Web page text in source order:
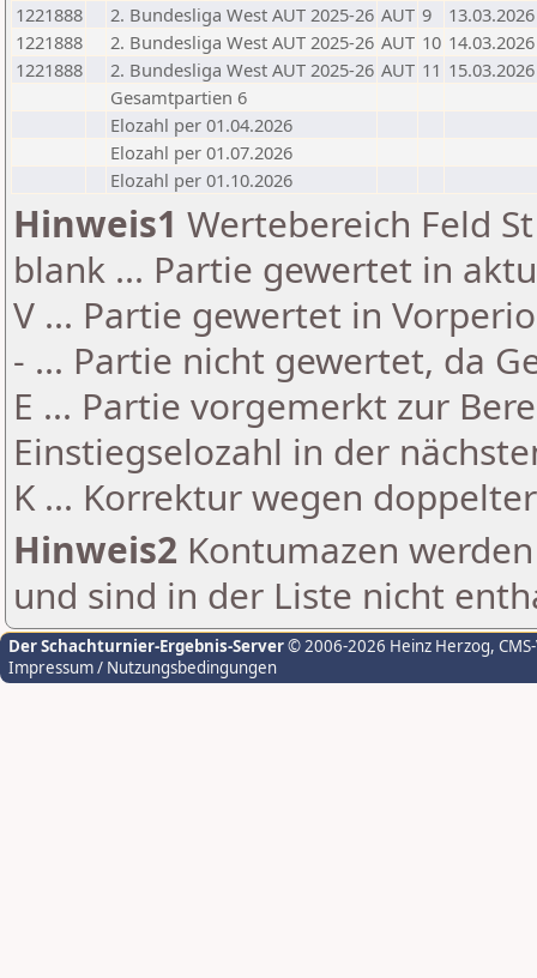
1221888
2. Bundesliga West AUT 2025-26 AUT 9
13.03.2026
1221888
2. Bundesliga West AUT 2025-26 AUT 10 14.03.2026
1221888
2. Bundesliga West AUT 2025-26 AUT 11 15.03.2026
Gesamtpartien 6
Elozahl per 01.04.2026
Elozahl per 01.07.2026
Elozahl per 01.10.2026
Hinweis1 Wertebereich Feld
blank ... Partie gewertet in
V ... Partie gewertet in
- ... Partie nicht gewertet, da
E ... Partie vorgemerkt zur
Einstiegselozahl in der
K ... Korrektur wegen
Hinweis2 Kontumazen
und sind in der Liste nicht
Der Schachturnier-Ergebnis-Server© 2006-2026 Heinz Herzog,
Impressum / Nutzungsbedingungen